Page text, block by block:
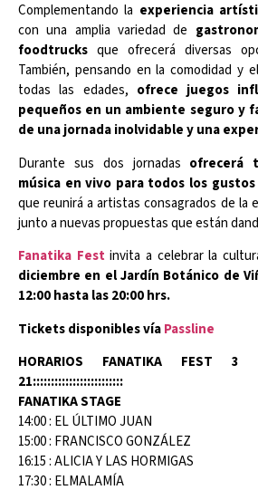
Complementando la experiencia
con una amplia variedad de
foodtrucks que ofrecerá diversas
También, pensando en la comodidad y
todas las edades, ofrece juegos
pequeños en un ambiente seguro y
de una jornada inolvidable y una
Durante sus dos jornadas ofrecerá
música en vivo para todos los
que reunirá a artistas consagrados de la
junto a nuevas propuestas que están
Fanatika Fest invita a celebrar la
diciembre en el Jardín Botánico de
12:00 hasta las 20:00 hrs.
Tickets disponibles víaPassline
HORARIOS FANATIKA FEST 3
21:::::::::::::::::::::::::
FANATIKA STAGE
14:00 : EL ÚLTIMO JUAN
15:00 : FRANCISCO GONZÁLEZ
16:15 : ALICIA Y LAS HORMIGAS
17:30 : ELMALAMÍA